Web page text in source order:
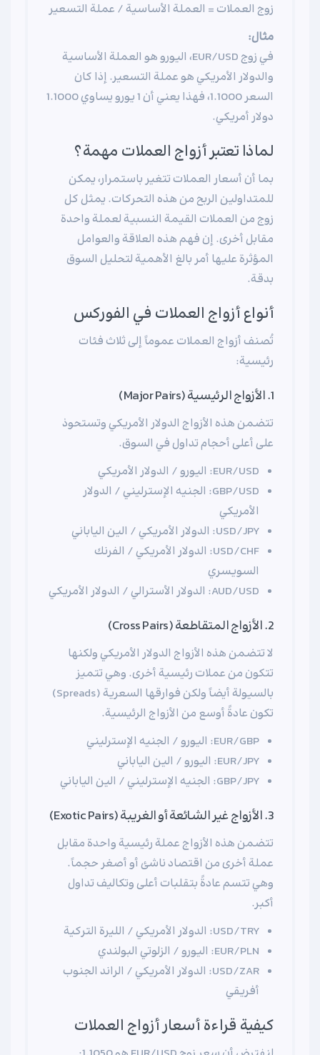
زوج العملات = العملة الأساسية / عملة التسعير
مثال:
في زوج EUR/USD، اليورو هو العملة الأساسية
والدولار الأمريكي هو عملة التسعير. إذا كان
السعر 1.1000، فهذا يعني أن 1 يورو يساوي 1.1000
دولار أمريكي.
لماذا تعتبر أزواج العملات مهمة؟
بما أن أسعار العملات تتغير باستمرار، يمكن
للمتداولين الربح من هذه التحركات. يمثل كل
زوج من العملات القيمة النسبية لعملة واحدة
مقابل أخرى. إن فهم هذه العلاقة والعوامل
المؤثرة عليها أمر بالغ الأهمية لتحليل السوق
بدقة.
أنواع أزواج العملات في الفوركس
تُصنف أزواج العملات عموماً إلى ثلاث فئات
رئيسية:
1. الأزواج الرئيسية (Major Pairs)
تتضمن هذه الأزواج الدولار الأمريكي وتستحوذ
على أعلى أحجام تداول في السوق.
EUR/USD: اليورو / الدولار الأمريكي
GBP/USD: الجنيه الإسترليني / الدولار
الأمريكي
USD/JPY: الدولار الأمريكي / الين الياباني
USD/CHF: الدولار الأمريكي / الفرنك
السويسري
AUD/USD: الدولار الأسترالي / الدولار الأمريكي
2. الأزواج المتقاطعة (Cross Pairs)
لا تتضمن هذه الأزواج الدولار الأمريكي ولكنها
تتكون من عملات رئيسية أخرى. وهي تتميز
بالسيولة أيضاً ولكن فوارقها السعرية (Spreads)
تكون عادةً أوسع من الأزواج الرئيسية.
EUR/GBP: اليورو / الجنيه الإسترليني
EUR/JPY: اليورو / الين الياباني
GBP/JPY: الجنيه الإسترليني / الين الياباني
3. الأزواج غير الشائعة أو الغريبة (Exotic Pairs)
تتضمن هذه الأزواج عملة رئيسية واحدة مقابل
عملة أخرى من اقتصاد ناشئ أو أصغر حجماً.
وهي تتسم عادةً بتقلبات أعلى وتكاليف تداول
أكبر.
USD/TRY: الدولار الأمريكي / الليرة التركية
EUR/PLN: اليورو / الزلوتي البولندي
USD/ZAR: الدولار الأمريكي / الراند الجنوب
أفريقي
كيفية قراءة أسعار أزواج العملات